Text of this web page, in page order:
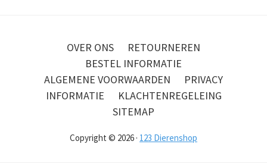
OVER ONS
RETOURNEREN
BESTEL INFORMATIE
ALGEMENE VOORWAARDEN
PRIVACY
INFORMATIE
KLACHTENREGELEING
SITEMAP
Copyright © 2026 · 123 Dierenshop